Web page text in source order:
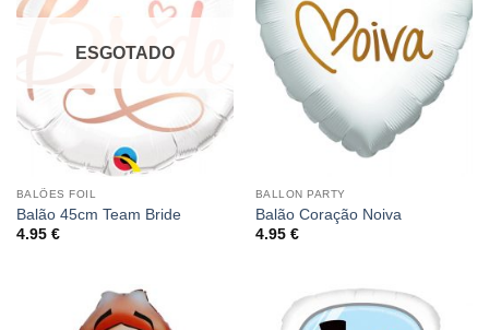
ESGOTADO
BALÕES FOIL
Balão 45cm Team Bride
4.95 €
BALLON PARTY
Balão Coração Noiva
4.95 €